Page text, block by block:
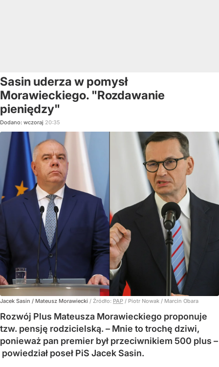
Sasin uderza w pomysł
Morawieckiego. "Rozdawanie
pieniędzy"
Dodano: wczoraj 20:35
Jacek Sasin / Mateusz Morawiecki / Źródło: PAP / Piotr Nowak / Marcin Obara
Rozwój Plus Mateusza Morawieckiego proponuje
tzw. pensję rodzicielską. – Mnie to trochę dziwi,
ponieważ pan premier był przeciwnikiem 500 plus –
powiedział poseł PiS Jacek Sasin.